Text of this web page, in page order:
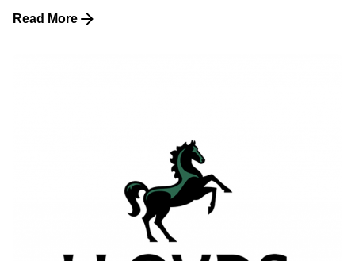
Read More